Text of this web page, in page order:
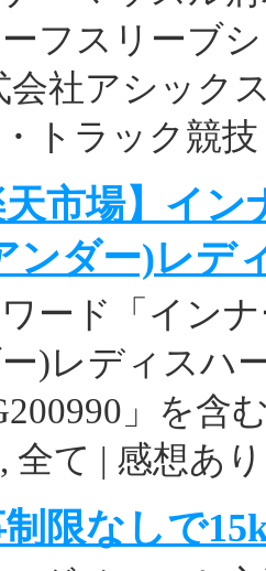
フスリーブ
会社アシック
トラック競
天市場】イ
ンダー)レデ
ード「イン
)レディスハ
」を含
全て | 感想あ
限なしで